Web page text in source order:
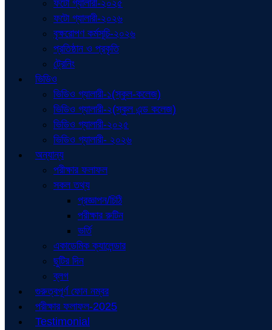
ফটো গ্যালারী-২০২৫
ফটো গ্যালারী-২০২৬
বৃক্ষরোপণ কর্মসূচি-২০২৬
প্রতিষ্ঠান ও প্রকৃতি
ট্রেনিং
ভিডিও
ভিডিও গ্যালারী-১(স্কুল-কলেজ)
ভিডিও গ্যালারী-২(স্কুল এন্ড কলেজ)
ভিডিও গ্যালারী-২০২৫
ভিডিও গ্যালারী- ২০২৬
অন্যান্য
পরীক্ষার ফলাফল
সকল তথ্য
প্রজ্ঞাপন/চিঠি
পরীক্ষার রুটিন
ভর্তি
একাডেমিক ক্যালেন্ডার
ছুটির দিন
ব্লগ
গুরুত্বপূর্ণ ফোন নম্বর
পরীক্ষার ফলাফল-2025
Testimonial